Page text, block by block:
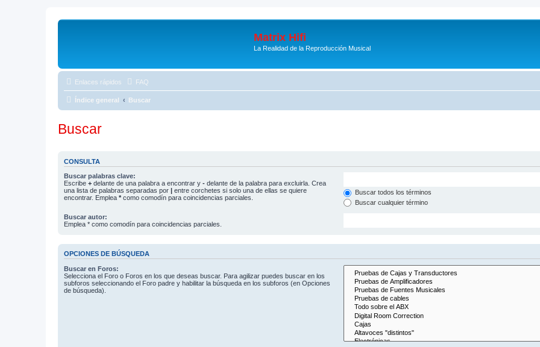
Matrix Hifi
La Realidad de la Reproducción Musical
Enlaces rápidos FAQ
Índice general Buscar
Buscar
CONSULTA
Buscar palabras clave:
Escribe + delante de una palabra a encontrar y - delante de la palabra para excluirla. Crea
una lista de palabras separadas por | entre corchetes si solo una de ellas se quiere
encontrar. Emplea * como comodín para coincidencias parciales.
Buscar todos los términos
Buscar cualquier término
Buscar autor:
Emplea * como comodín para coincidencias parciales.
OPCIONES DE BÚSQUEDA
Buscar en Foros:
Selecciona el Foro o Foros en los que deseas buscar. Para agilizar puedes buscar en los
subforos seleccionando el Foro padre y habilitar la búsqueda en los subforos (en Opciones
de búsqueda).